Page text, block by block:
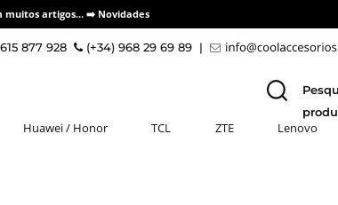
muitos artigos... ➡️ Novidades
877 928 (+34) 968 29 69 89 |
Huawei / Honor TCL ZTE Lenovo